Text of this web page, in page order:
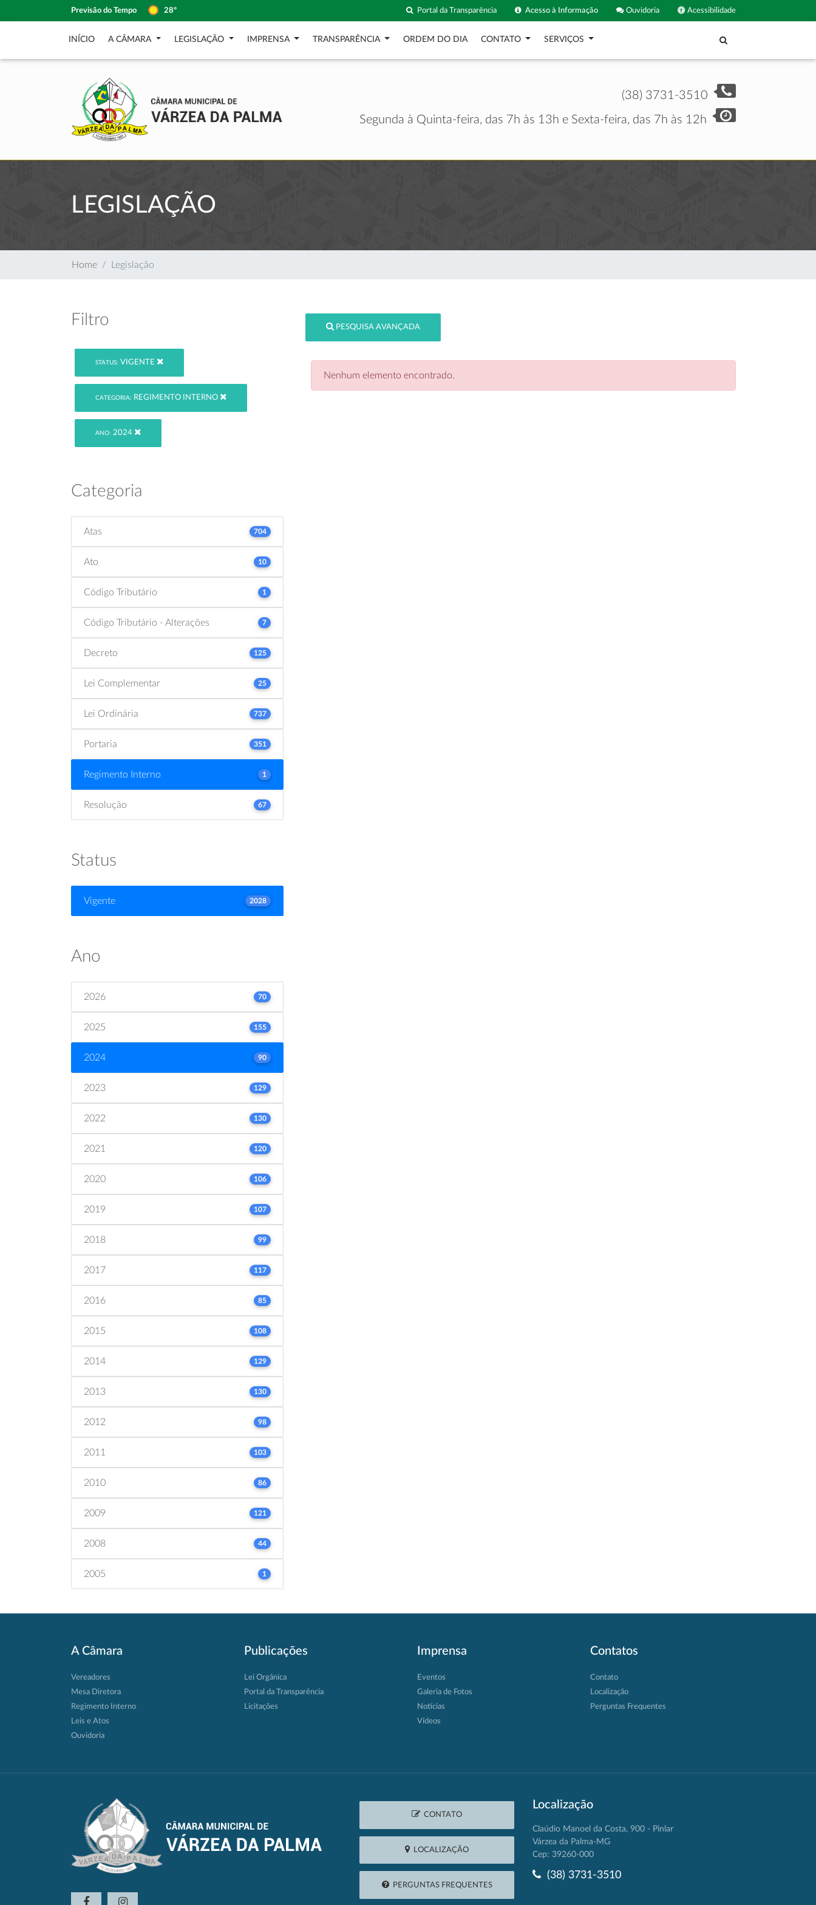
Previsão do Tempo 28º Acessibilidade
Ouvidoria
Acesso à Informação
Portal da Transparência
INÍCIO A CÂMARA LEGISLAÇÃO IMPRENSA TRANSPARÊNCIA ORDEM DO DIA CONTATO SERVIÇOS
(38) 3731-3510
Segunda à Quinta-feira, das 7h às 13h e Sexta-feira, das 7h às 12h
LEGISLAÇÃO
Home Legislação
Filtro
STATUS: VIGENTE
CATEGORIA: REGIMENTO INTERNO
ANO: 2024
Categoria
Atas 704
Ato 10
Código Tributário 1
Código Tributário - Alterações 7
Decreto 125
Lei Complementar 25
Lei Ordinária 737
Portaria 351
Regimento Interno 1
Resolução 67
Status
Vigente 2028
Ano
2026 70
2025 155
2024 90
2023 129
2022 130
2021 120
2020 106
2019 107
2018 99
2017 117
2016 85
2015 108
2014 129
2013 130
2012 98
2011 103
2010 86
2009 121
2008 44
2005 1
PESQUISA AVANÇADA
Nenhum elemento encontrado.
A Câmara
Vereadores
Mesa Diretora
Regimento Interno
Leis e Atos
Ouvidoria
Publicações
Lei Orgânica
Portal da Transparência
Licitações
Imprensa
Eventos
Galeria de Fotos
Notícias
Vídeos
Contatos
Contato
Localização
Perguntas Frequentes
CONTATO
LOCALIZAÇÃO
PERGUNTAS FREQUENTES
Localização
Claúdio Manoel da Costa, 900 - Pinlar
Várzea da Palma-MG
Cep: 39260-000
(38) 3731-3510